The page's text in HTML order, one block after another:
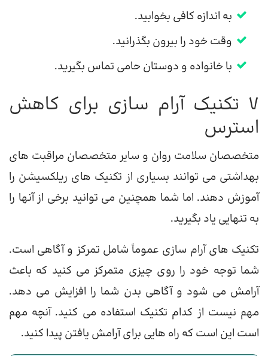
به اندازه کافی بخوابید.
وقت خود را بیرون بگذرانید.
با خانواده و دوستان حامی تماس بگیرید.
7 تکنیک آرام سازی برای کاهش
استرس
متخصصان سلامت روان و سایر متخصصان مراقبت های
بهداشتی می توانند بسیاری از تکنیک های ریلکسیشن را
آموزش دهند. اما شما همچنین می توانید برخی از آنها را
به تنهایی یاد بگیرید.
تکنیک های آرام سازی عموماً شامل تمرکز و آگاهی است.
شما توجه خود را روی چیزی متمرکز می کنید که باعث
آرامش می شود و آگاهی بدن شما را افزایش می دهد.
مهم نیست از کدام تکنیک استفاده می کنید. آنچه مهم
است این است که راه هایی برای آرامش یافتن پیدا کنید.